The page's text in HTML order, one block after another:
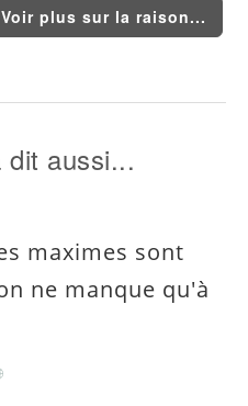
Voir plus sur la raison...
dit aussi...
maximes sont
ne manque qu'à